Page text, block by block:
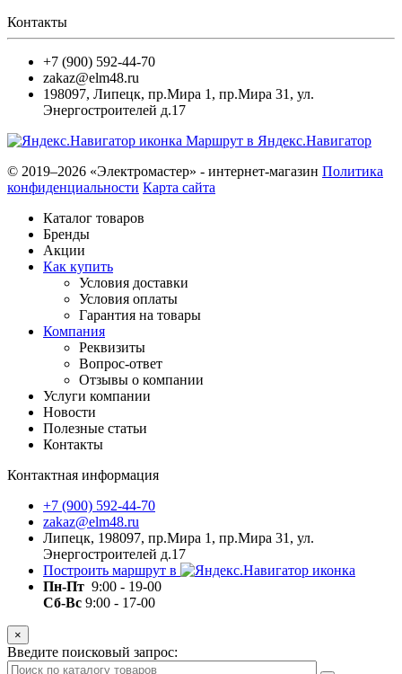
Контакты
+7 (900) 592-44-70
zakaz@elm48.ru
198097, Липецк, пр.Мира 1, пр.Мира 31, ул.
Энергостроителей д.17
Маршрут в Яндекс.Навигатор
© 2019–2026 «Электромастер» - интернет-магазин Политика
конфиденциальности Карта сайта
Каталог товаров
Бренды
Акции
Как купить
Условия доставки
Условия оплаты
Гарантия на товары
Компания
Реквизиты
Вопрос-ответ
Отзывы о компании
Услуги компании
Новости
Полезные статьи
Контакты
Контактная информация
+7 (900) 592-44-70
zakaz@elm48.ru
Липецк, 198097, пр.Мира 1, пр.Мира 31, ул.
Энергостроителей д.17
Построить маршрут в
Пн-Пт 9:00 - 19-00
Сб-Вс 9:00 - 17-00
×
Введите поисковый запрос: